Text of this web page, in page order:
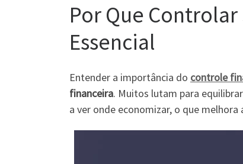
Por Que Controlar
Essencial
Entender a importância do controle
financeira. Muitos lutam para
a ver onde economizar, o que melhora